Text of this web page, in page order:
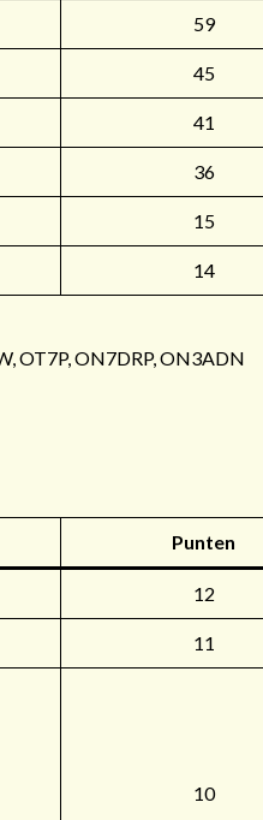
59
45
41
36
15
14
OT7P, ON7DRP, ON3ADN
Punten
12
11
10